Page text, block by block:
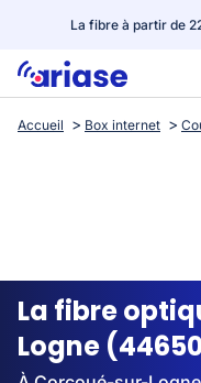
La fibre à partir de
Box internet
Streaming
Accueil Box internet
La fibre
Logne